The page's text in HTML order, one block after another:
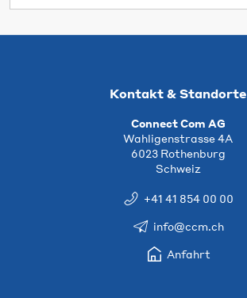
Kontakt & Standorte
Connect Com AG
Wahligenstrasse 4A
6023 Rothenburg
Schweiz
+41 41 854 00 00
info@ccm.ch
Anfahrt